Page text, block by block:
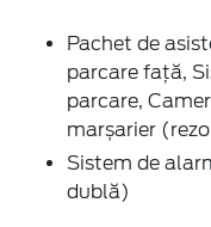
Pachet de
parcare faţă,
parcare,
marșarier
Sistem de
dublă)